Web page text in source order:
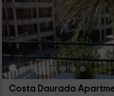
Costa Daurada